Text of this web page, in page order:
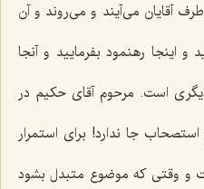
آقایان می‌آیند و می‌روند و آن
و اینجا رهنمود بفرمایید و آنجا
است. مرحوم آقاى حکیم در
استصحاب جا ندارد! براى استمرار
و وقتى که موضوع متبدل بشود